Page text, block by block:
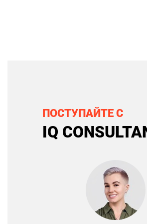
ПОСТУПАЙТЕ С
IQ